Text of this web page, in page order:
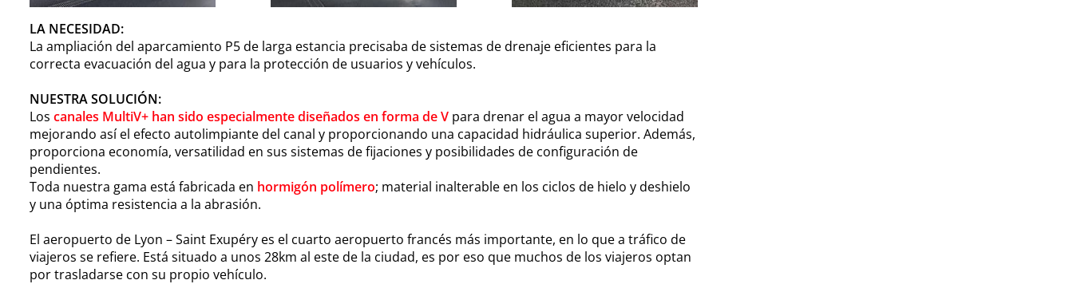
LA NECESIDAD:
La ampliación del aparcamiento P5 de larga estancia precisaba de sistemas de drenaje eficientes para la
correcta evacuación del agua y para la protección de usuarios y vehículos.
NUESTRA SOLUCIÓN:
Los canales MultiV+ han sido especialmente diseñados en forma de V para drenar el agua a mayor velocidad
mejorando así el efecto autolimpiante del canal y proporcionando una capacidad hidráulica superior. Además,
proporciona economía, versatilidad en sus sistemas de fijaciones y posibilidades de configuración de
pendientes.
Toda nuestra gama está fabricada en hormigón polímero; material inalterable en los ciclos de hielo y deshielo
y una óptima resistencia a la abrasión.
El aeropuerto de Lyon – Saint Exupéry es el cuarto aeropuerto francés más importante, en lo que a tráfico de
viajeros se refiere. Está situado a unos 28km al este de la ciudad, es por eso que muchos de los viajeros optan
por trasladarse con su propio vehículo.